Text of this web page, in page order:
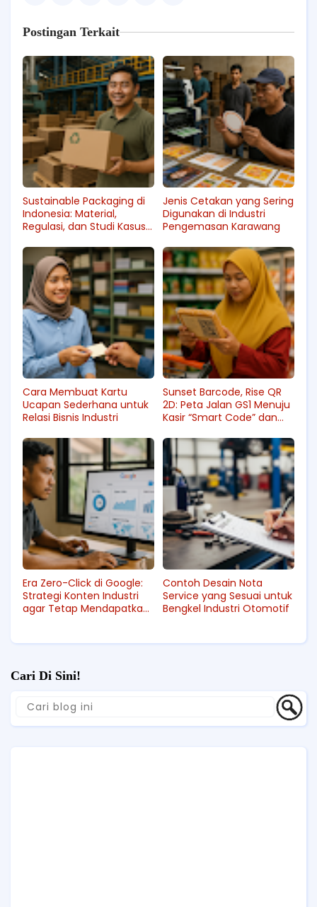
Postingan Terkait
Sustainable Packaging di
Indonesia: Material,
Regulasi, dan Studi Kasus
Jenis Cetakan yang Sering
Digunakan di Industri
Pengemasan Karawang
Cara Membuat Kartu
Ucapan Sederhana untuk
Relasi Bisnis Industri
Sunset Barcode, Rise QR
2D: Peta Jalan GS1 Menuju
Kasir “Smart Code” dan
Kemasan
Era Zero-Click di Google:
Strategi Konten Industri
agar Tetap Mendapatkan
Contoh Desain Nota
Service yang Sesuai untuk
Bengkel Industri Otomotif
Cari Di Sini!